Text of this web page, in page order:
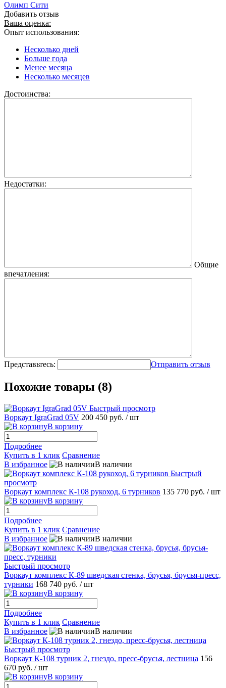
Олимп Сити
Добавить отзыв
Ваша оценка:
Опыт использования:
Несколько дней
Больше года
Менее месяца
Несколько месяцев
Достоинства:
Недостатки:
Общие
впечатления:
Представьтесь: Отправить отзыв
Похожие товары (8)
Быстрый просмотр
Воркаут IgraGrad 05V 200 450 руб. / шт
В корзину
Подробнее
Купить в 1 клик Сравнение
В избранное
В наличии
Быстрый
просмотр
Воркаут комплекс К-108 рукоход, 6 турников 135 770 руб. / шт
В корзину
Подробнее
Купить в 1 клик Сравнение
В избранное
В наличии
Быстрый просмотр
Воркаут комплекс К-89 шведская стенка, брусья, брусья-пресс,
турники 168 740 руб. / шт
В корзину
Подробнее
Купить в 1 клик Сравнение
В избранное
В наличии
Быстрый просмотр
Воркаут К-108 турник 2, гнездо, пресс-брусья, лестница 156
670 руб. / шт
В корзину